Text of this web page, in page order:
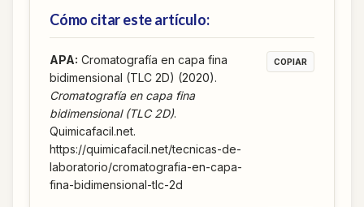
Cómo citar este artículo:
APA: Cromatografía en capa fina
bidimensional (TLC 2D) (2020).
Cromatografía en capa fina
bidimensional (TLC 2D).
Quimicafacil.net.
https://quimicafacil.net/tecnicas-de-
laboratorio/cromatografia-en-capa-
fina-bidimensional-tlc-2d
COPIAR